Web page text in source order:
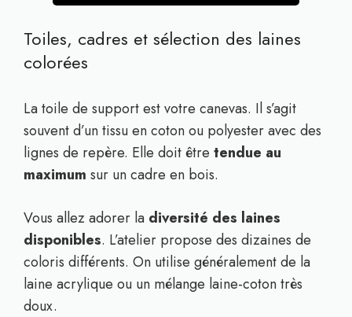
Toiles, cadres et sélection des laines
colorées
La toile de support est votre canevas. Il s’agit
souvent d’un tissu en coton ou polyester avec des
lignes de repère. Elle doit être tendue au
maximum sur un cadre en bois.
Vous allez adorer la diversité des laines
disponibles. L’atelier propose des dizaines de
coloris différents. On utilise généralement de la
laine acrylique ou un mélange laine-coton très
doux.